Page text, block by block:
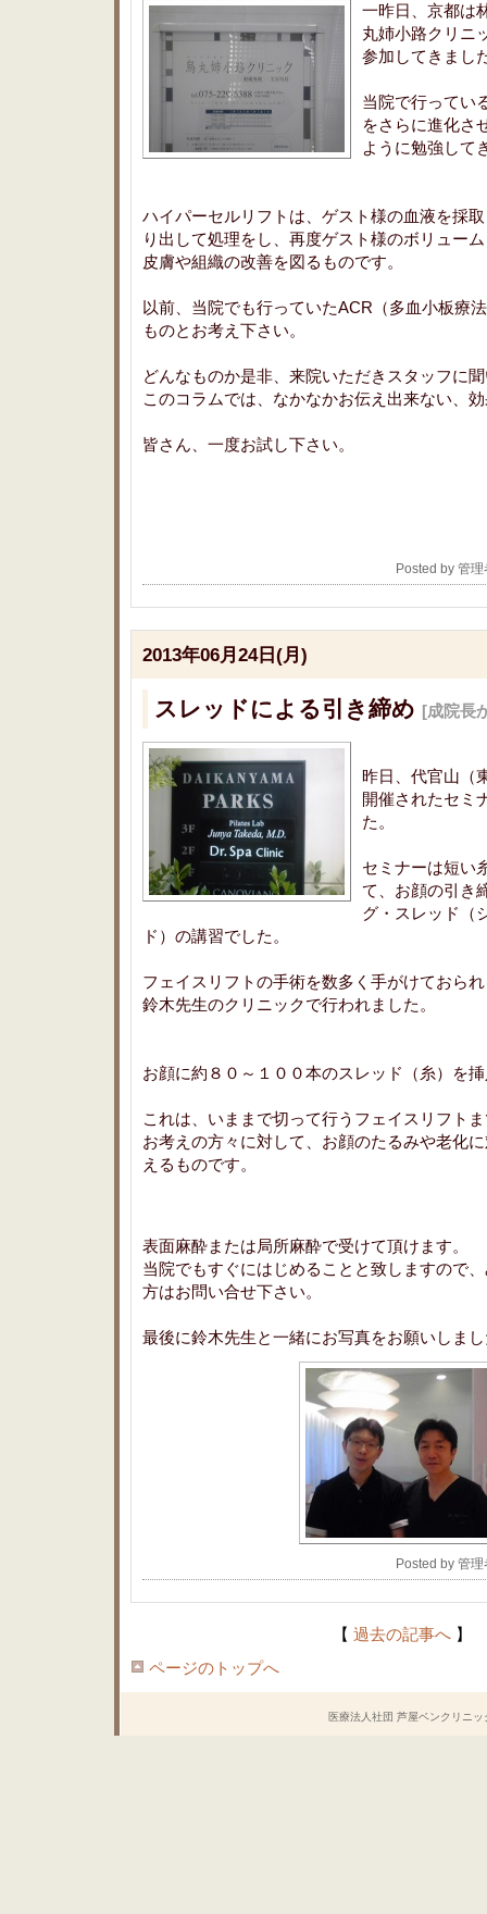
一昨日、京都は
丸姉小路クリニ
参加してきまし
当院で行ってい
をさらに進化さ
ように勉強して
ハイパーセルリフトは、ゲスト様の血液を採
り出して処理をし、再度ゲスト様のボリュー
皮膚や組織の改善を図るものです。
以前、当院でも行っていたACR（多血小板療
ものとお考え下さい。
どんなものか是非、来院いただきスタッフに
このコラムでは、なかなかお伝え出来ない、
皆さん、一度お試し下さい。
Posted by 管
2013年06月24日(月)
スレッドによる引き締め [成院長
昨日、代官山（
開催されたセミ
た。
セミナーは短い
て、お顔の引き
グ・スレッド（
ド）の講習でした。
フェイスリフトの手術を数多く手がけておら
鈴木先生のクリニックで行われました。
お顔に約８０～１００本のスレッド（糸）を
これは、いままで切って行うフェイスリフト
お考えの方々に対して、お顔のたるみや老化
えるものです。
表面麻酔または局所麻酔で受けて頂けます。
当院でもすぐにはじめることと致しますので
方はお問い合せ下さい。
最後に鈴木先生と一緒にお写真をお願いしま
Posted by 管
【 過去の記事へ 】
ページのトップへ
医療法人社団 芦屋ベンクリニ